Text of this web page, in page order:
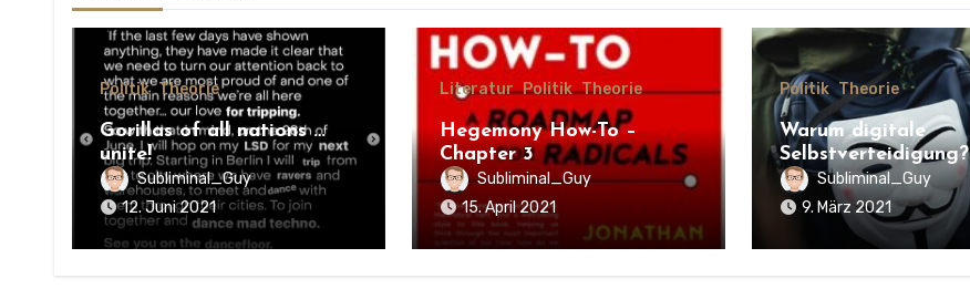
Politik Theorie
Gorillas of all nations …
unite!
Subliminal_Guy
12. Juni 2021
Literatur Politik Theorie
Hegemony How-To –
Chapter 3
Subliminal_Guy
15. April 2021
Politik Theorie
Warum digitale
Selbstverteidigung?
Subliminal_Guy
9. März 2021